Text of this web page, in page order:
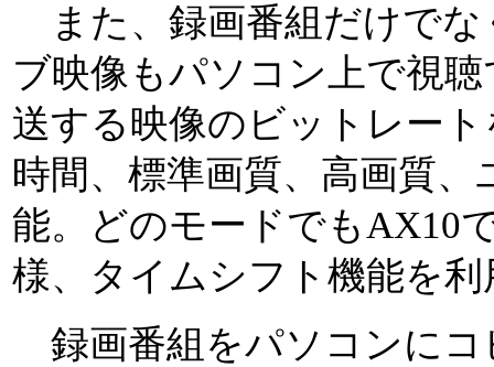
また、録画番組だけでな
ブ映像もパソコン上で視
送する映像のビットレー
時間、標準画質、高画質
能。どのモードでもAX10
様、タイムシフト機能を
録画番組をパソコンにコ